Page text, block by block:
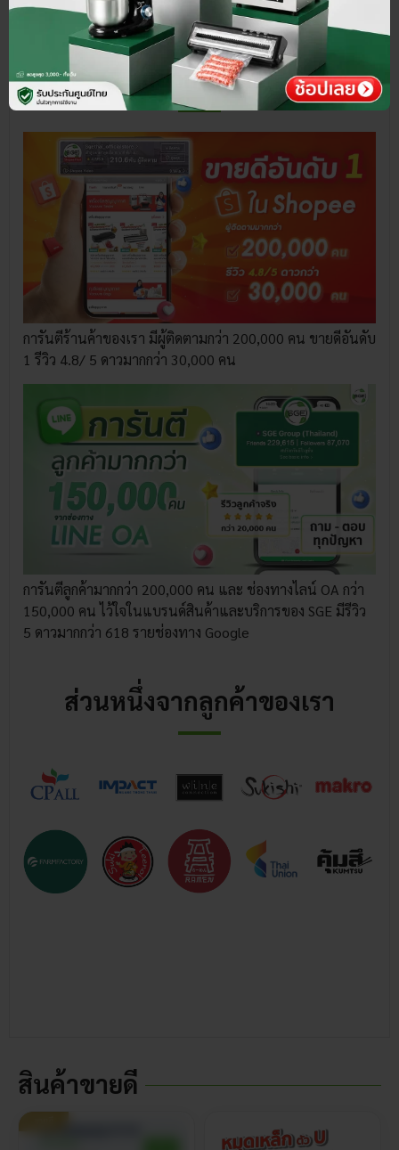
เกี่ยวกับ SGE
การันตีร้านค้าของเรา มีผู้ติดตามกว่า 200,000 คน ขายดีอันดับ
1 รีวิว 4.8/ 5 ดาวมากกว่า 30,000 คน
การันตีลูกค้ามากกว่า 200,000 คน และ ช่องทางไลน์ OA กว่า
150,000 คน ไว้ใจในแบรนด์สินค้าและบริการของ SGE มีรีวิว
5 ดาวมากกว่า 618 รายช่องทาง Google
ส่วนหนึ่งจากลูกค้าของเรา
สินค้าขายดี